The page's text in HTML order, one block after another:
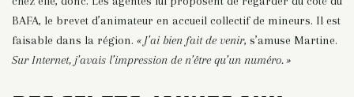
BAFA, le brevet d’animateur en accueil collectif de mineurs. Il est
faisable dans la région. « J’ai bien fait de venir, s’amuse Martine.
Sur Internet, j’avais l’impression de n’être qu’un numéro. »